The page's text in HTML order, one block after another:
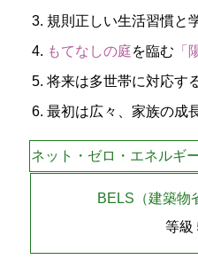
規則正しい生活習慣と
もてなしの庭を臨む 「
将来は多世帯に対応す
最初は広々、家族の成
ネット・ゼロ・エネルギ
BELS（建築物
等級